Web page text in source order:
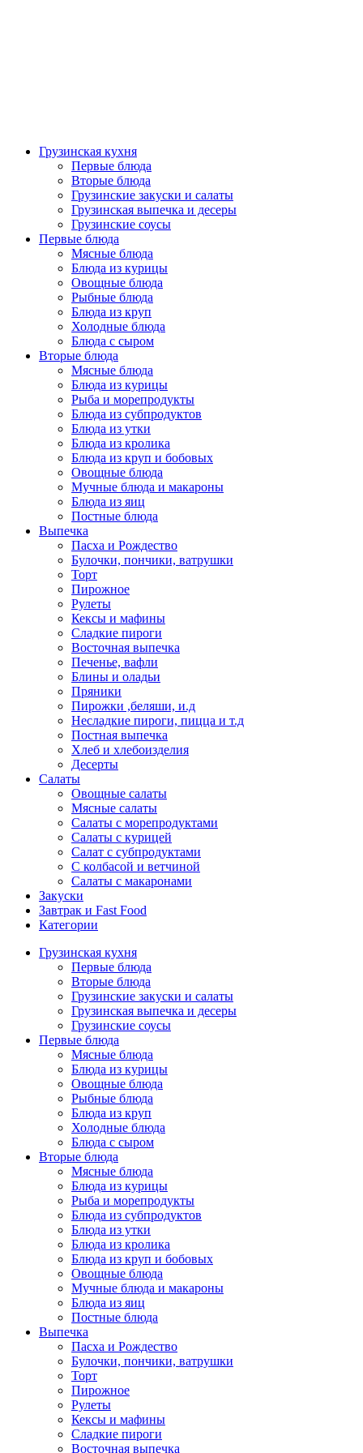
Грузинская кухня
Первые блюда
Вторые блюда
Грузинские закуски и салаты
Грузинская выпечка и десеры
Грузинские соусы
Первые блюда
Мясные блюда
Блюда из курицы
Овощные блюда
Рыбные блюда
Блюда из круп
Холодные блюда
Блюда с сыром
Вторые блюда
Мясные блюда
Блюда из курицы
Рыба и морепродукты
Блюда из субпродуктов
Блюда из утки
Блюда из кролика
Блюда из круп и бобовых
Овощные блюда
Мучные блюда и макароны
Блюда из яиц
Постные блюда
Выпечка
Пасха и Рождество
Булочки, пончики, ватрушки
Торт
Пирожное
Рулеты
Кексы и мафины
Сладкие пироги
Восточная выпечка
Печенье, вафли
Блины и оладьи
Пряники
Пирожки ,беляши, и.д
Несладкие пироги, пицца и т.д
Постная выпечка
Хлеб и хлебоизделия
Десерты
Салаты
Овощные салаты
Мясные салаты
Салаты с морепродуктами
Салаты с курицей
Салат с субпродуктами
С колбасой и ветчиной
Салаты с макаронами
Закуски
Завтрак и Fast Food
Категории
Грузинская кухня
Первые блюда
Вторые блюда
Грузинские закуски и салаты
Грузинская выпечка и десеры
Грузинские соусы
Первые блюда
Мясные блюда
Блюда из курицы
Овощные блюда
Рыбные блюда
Блюда из круп
Холодные блюда
Блюда с сыром
Вторые блюда
Мясные блюда
Блюда из курицы
Рыба и морепродукты
Блюда из субпродуктов
Блюда из утки
Блюда из кролика
Блюда из круп и бобовых
Овощные блюда
Мучные блюда и макароны
Блюда из яиц
Постные блюда
Выпечка
Пасха и Рождество
Булочки, пончики, ватрушки
Торт
Пирожное
Рулеты
Кексы и мафины
Сладкие пироги
Восточная выпечка